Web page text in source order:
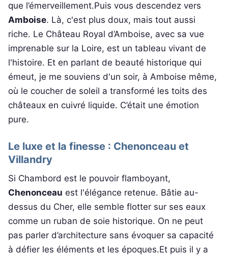
que l’émerveillement.Puis vous descendez vers
Amboise. Là, c'est plus doux, mais tout aussi
riche. Le Château Royal d’Amboise, avec sa vue
imprenable sur la Loire, est un tableau vivant de
l'histoire. Et en parlant de beauté historique qui
émeut, je me souviens d'un soir, à Amboise même,
où le coucher de soleil a transformé les toits des
châteaux en cuivré liquide. C’était une émotion
pure.
Le luxe et la finesse : Chenonceau et
Villandry
Si Chambord est le pouvoir flamboyant,
Chenonceau est l'élégance retenue. Bâtie au-
dessus du Cher, elle semble flotter sur ses eaux
comme un ruban de soie historique. On ne peut
pas parler d’architecture sans évoquer sa capacité
à défier les éléments et les époques.Et puis il y a